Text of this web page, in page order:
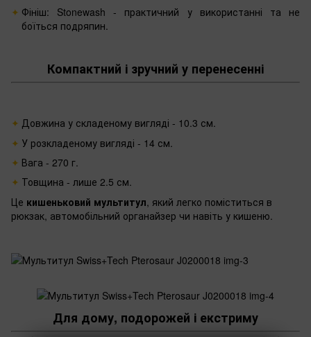
Фініш: Stonewash - практичний у використанні та не
боїться подряпин.
Компактний і зручний у перенесенні
Довжина у складеному вигляді - 10.3 см.
У розкладеному вигляді - 14 см.
Вага - 270 г.
Товщина - лише 2.5 см.
Це кишеньковий мультитул, який легко поміститься в
рюкзак, автомобільний органайзер чи навіть у кишеню.
Для дому, подорожей і екстриму